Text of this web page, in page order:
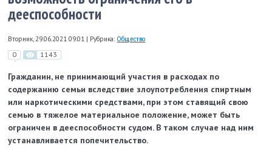
дееспособности
Вторник, 29.06.2021 09:01 | Рубрика: Общество
0 1143
Гражданин, не принимающий участия в расходах по
содержанию семьи вследствие злоупотребления спиртным
или наркотическими средствами, при этом ставящий свою
семью в тяжелое материальное положение, может быть
ограничен в дееспособности судом. В таком случае над ним
устанавливается попечительство.